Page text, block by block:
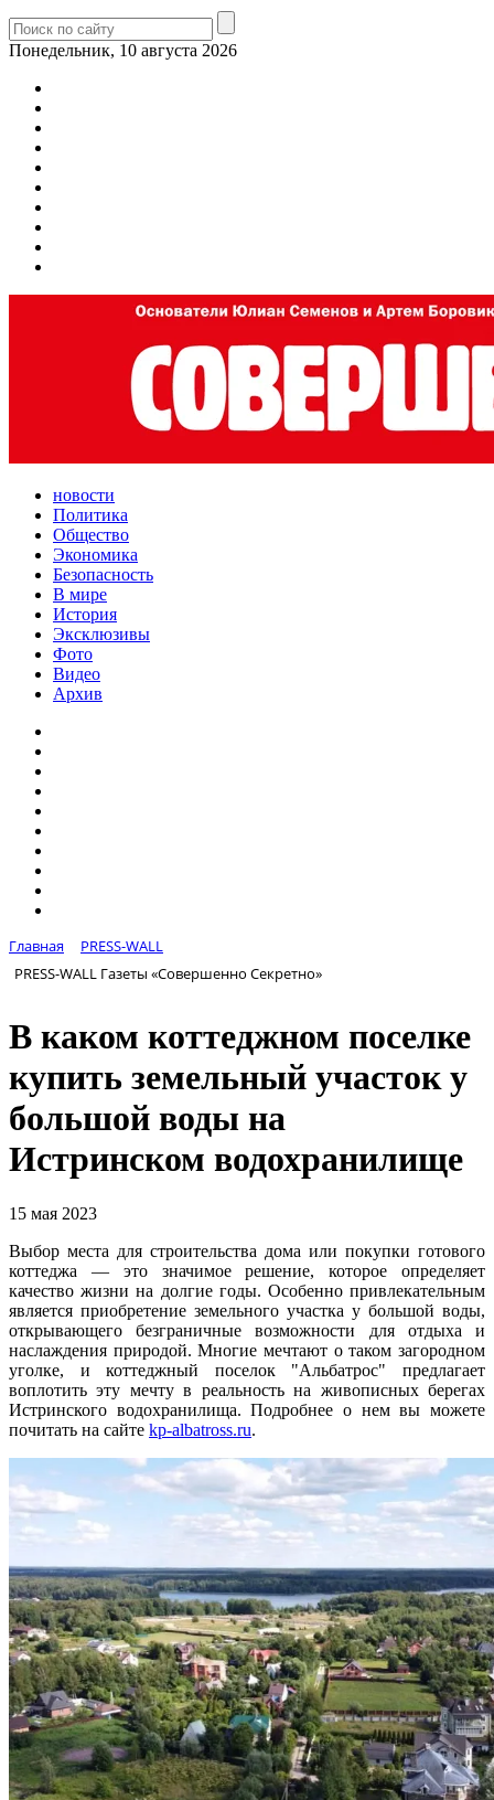
Понедельник, 10 августа 2026
новости
Политика
Общество
Экономика
Безопасность
В мире
История
Эксклюзивы
Фото
Видео
Архив
Главная
PRESS-WALL
PRESS-WALL Газеты «Совершенно Секретно»
В каком коттеджном поселке
купить земельный участок у
большой воды на
Истринском водохранилище
15 мая 2023
Выбор места для строительства дома или покупки готового
коттеджа — это значимое решение, которое определяет
качество жизни на долгие годы. Особенно привлекательным
является приобретение земельного участка у большой воды,
открывающего безграничные возможности для отдыха и
наслаждения природой. Многие мечтают о таком загородном
уголке, и коттеджный поселок "Альбатрос" предлагает
воплотить эту мечту в реальность на живописных берегах
Истринского водохранилища. Подробнее о нем вы можете
почитать на сайте kp-albatross.ru.